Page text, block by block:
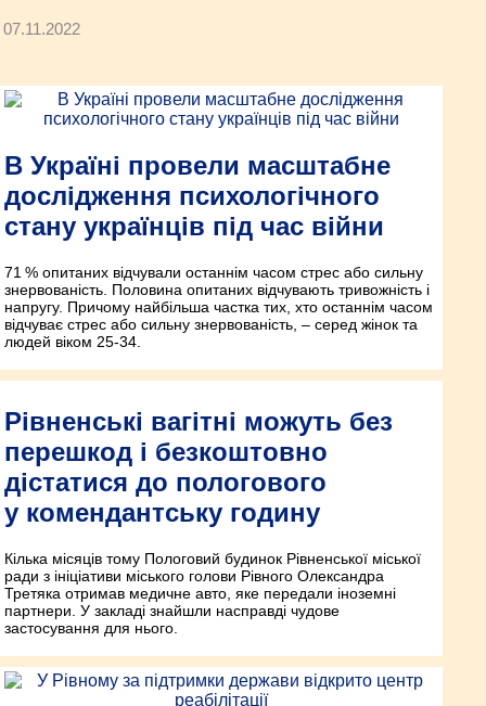
07.11.2022
В Україні провели масштабне
дослідження психологічного
стану українців під час війни
71 % опитаних відчували останнім часом стрес або сильну
знервованість. Половина опитаних відчувають тривожність і
напругу. Причому найбільша частка тих, хто останнім часом
відчуває стрес або сильну знервованість, – серед жінок та
людей віком 25-34.
Рівненські вагітні можуть без
перешкод і безкоштовно
дістатися до пологового
у комендантську годину
Кілька місяців тому Пологовий будинок Рівненської міської
ради з ініціативи міського голови Рівного Олександра
Третяка отримав медичне авто, яке передали іноземні
партнери. У закладі знайшли насправді чудове
застосування для нього.